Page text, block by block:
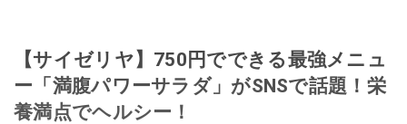
【サイゼリヤ】750円でできる最強メニュ
ー「満腹パワーサラダ」がSNSで話題！栄
養満点でヘルシー！